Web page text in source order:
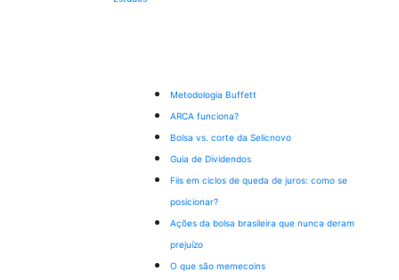
Metodologia Buffett
ARCA funciona?
Bolsa vs. corte da Selicnovo
Guia de Dividendos
Fiis em ciclos de queda de juros: como se
posicionar?
Ações da bolsa brasileira que nunca deram
prejuízo
O que são memecoins